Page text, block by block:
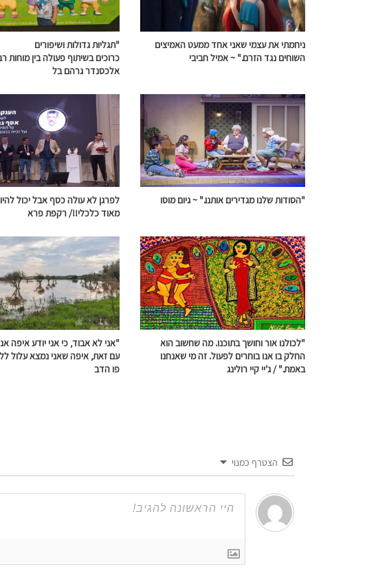
ניחמתי את עצמי שאני אחד ממעט האמיצים
השוחים נגדהזרם." ~ אמיל חביבי
"תגליות גדולות ושיפורים
כרוכיםבשיתוףפעולהבין מוחות
אלכסנדר גרהם בל
"הסודות שלנו מגדירים אותנו." ~גיום מוסו
לפרגן לא עולה כסף אבל יכול
מאוד כלכלי!!/ רקפת פרא
"לכולנו אור וחושך בתוכנו. מה שחשוב הוא
החלק בו אנו בוחרים לפעול. זה מי שאנחנו
באמת." / ג'יי קיי רולינג
"אני לא אבוד, כי אני יודע איפה
עם זאת, איפה שאני נמצא עלול
פו הדב
הצטרף כמנוי